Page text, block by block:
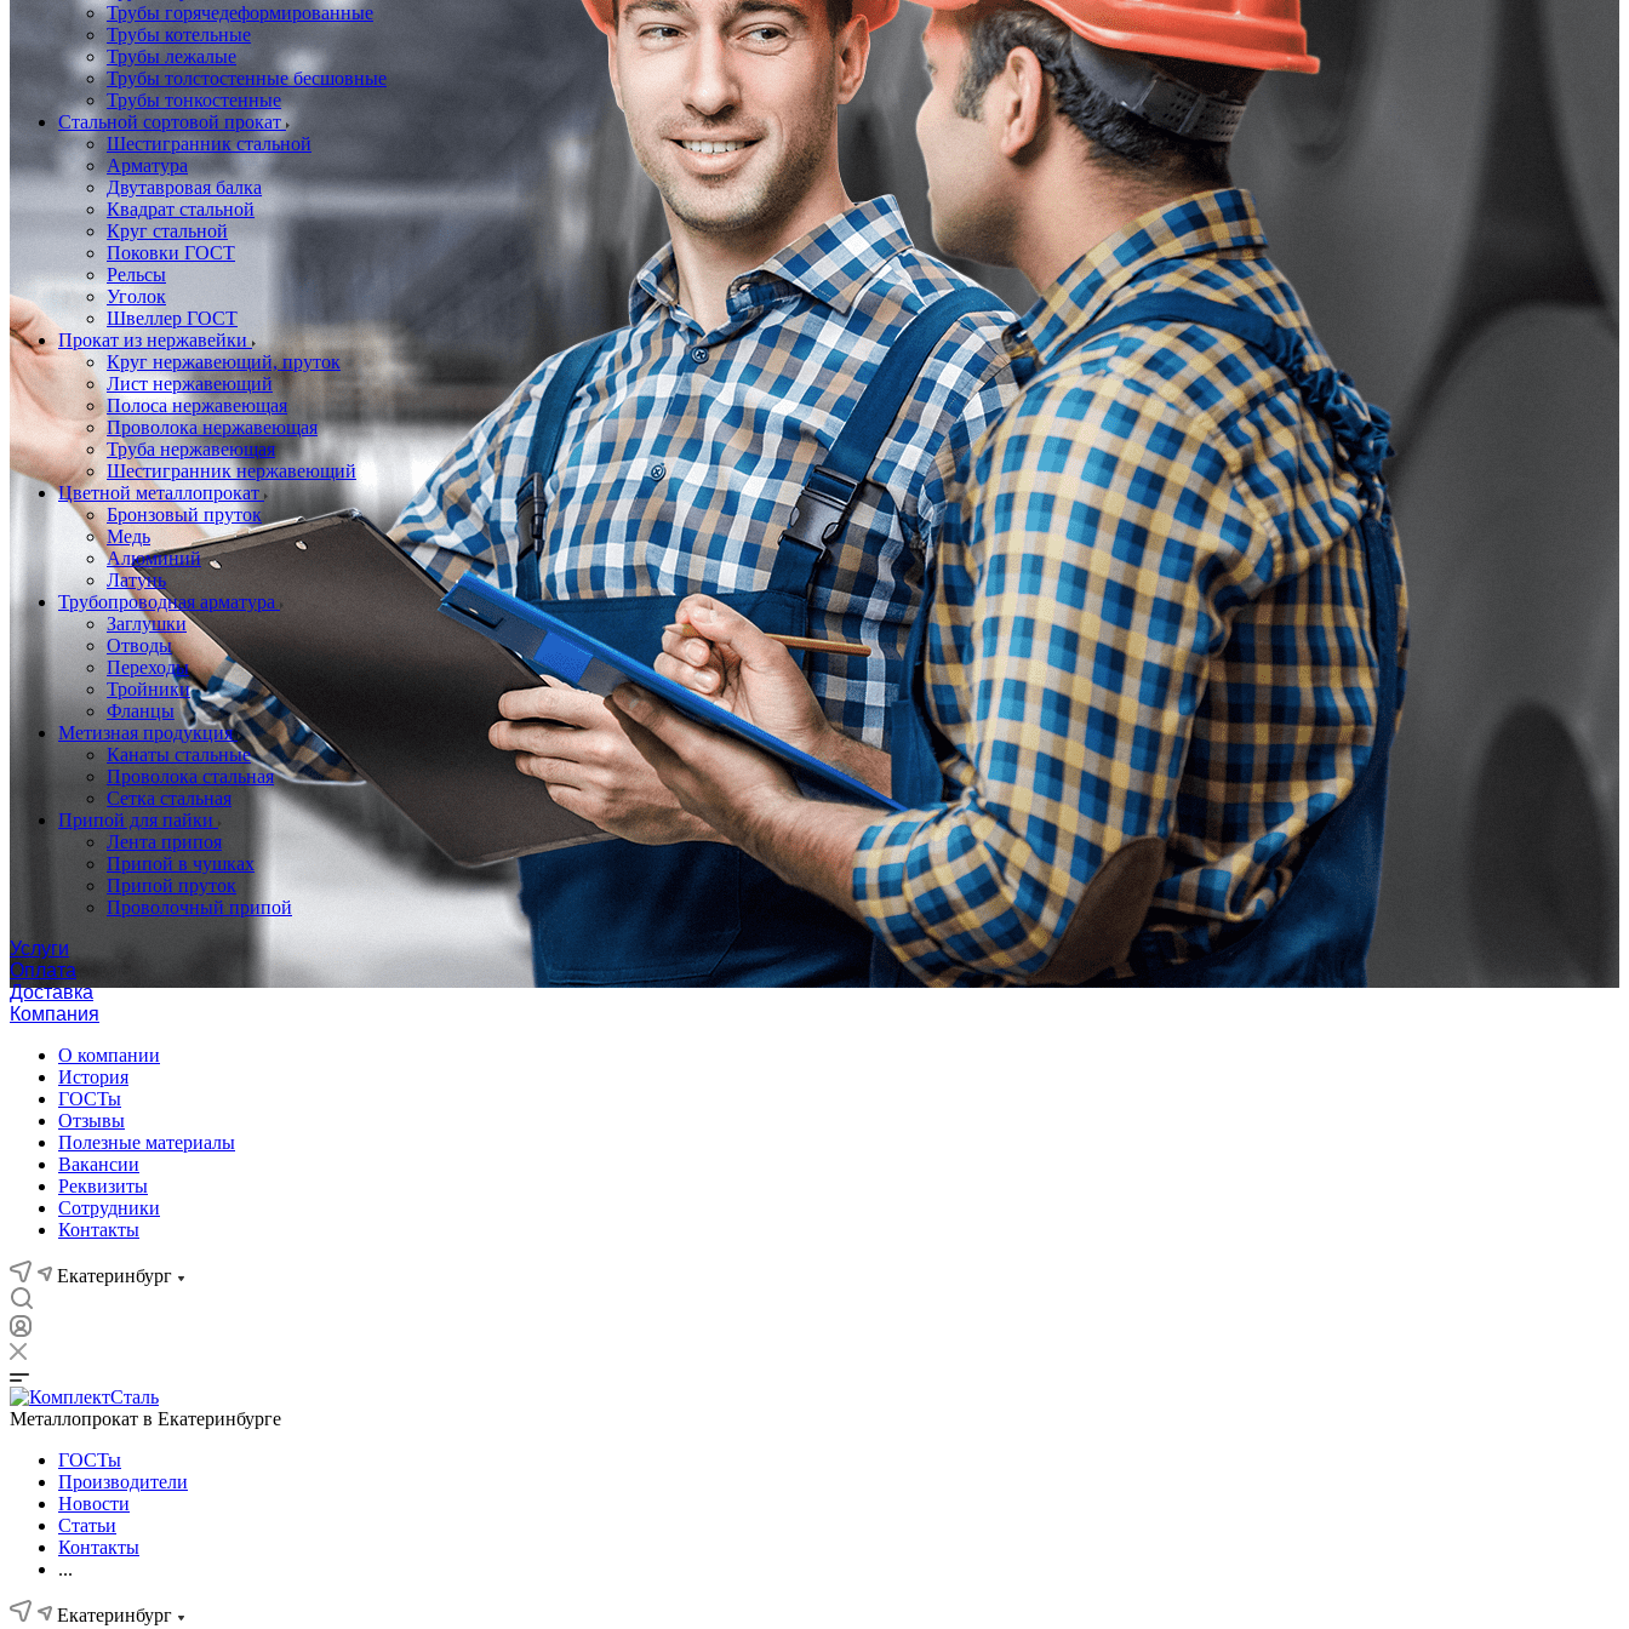
Трубы горячедеформированные
Трубы котельные
Трубы лежалые
Трубы толстостенные бесшовные
Трубы тонкостенные
Стальной сортовой прокат
Шестигранник стальной
Арматура
Двутавровая балка
Квадрат стальной
Круг стальной
Поковки ГОСТ
Рельсы
Уголок
Швеллер ГОСТ
Прокат из нержавейки
Круг нержавеющий, пруток
Лист нержавеющий
Полоса нержавеющая
Проволока нержавеющая
Труба нержавеющая
Шестигранник нержавеющий
Цветной металлопрокат
Бронзовый пруток
Медь
Алюминий
Латунь
Трубопроводная арматура
Заглушки
Отводы
Переходы
Тройники
Фланцы
Метизная продукция
Канаты стальные
Проволока стальная
Сетка стальная
Припой для пайки
Лента припоя
Припой в чушках
Припой пруток
Проволочный припой
Услуги
Оплата
Доставка
Компания
О компании
История
ГОСТы
Отзывы
Полезные материалы
Вакансии
Реквизиты
Сотрудники
Контакты
Екатеринбург
Металлопрокат в Екатеринбурге
ГОСТы
Производители
Новости
Статьи
Контакты
...
Екатеринбург